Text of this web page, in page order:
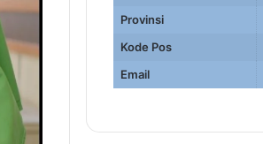
Provinsi
Kode Pos
Email